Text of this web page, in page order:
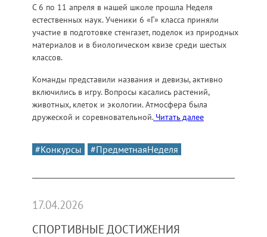
С 6 по 11 апреля в нашей школе прошла Неделя
естественных наук. Ученики 6 «Г» класса приняли
участие в подготовке стенгазет, поделок из природных
материалов и в биологическом квизе среди шестых
классов.
Команды представили названия и девизы, активно
включились в игру. Вопросы касались растений,
животных, клеток и экологии. Атмосфера была
дружеской и соревновательной.Читать далее
#Конкурсы #ПредметнаяНеделя
СПОРТИВНЫЕ ДОСТИЖЕНИЯ
17.04.2026